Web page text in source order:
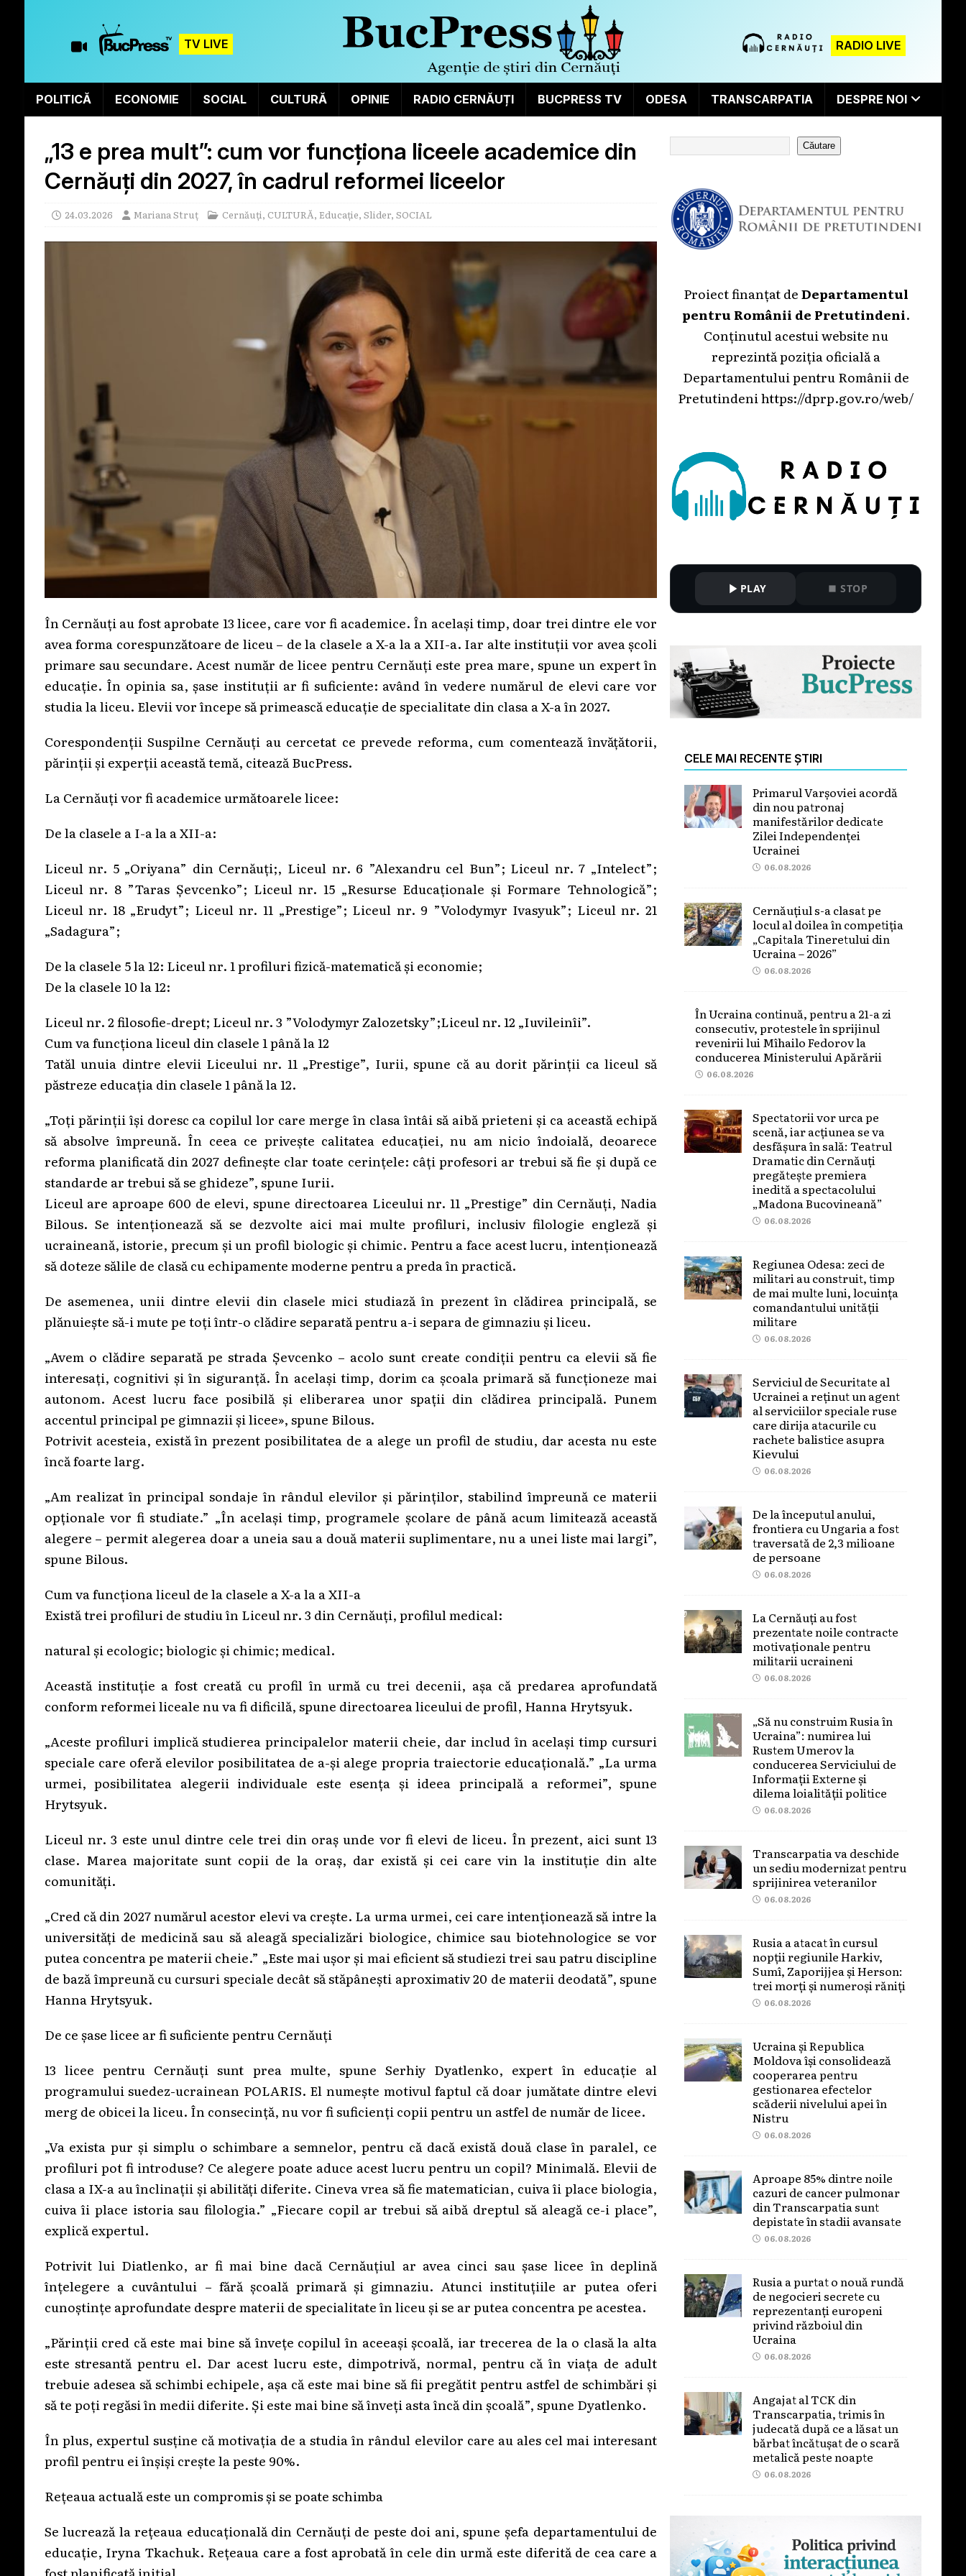
TV LIVE RADIO LIVE
POLITICĂ ECONOMIE SOCIAL CULTURĂ OPINIE RADIO CERNĂUȚI BUCPRESS TV ODESA TRANSCARPATIA DESPRE NOI
„13 e prea mult”: cum vor funcționa liceele academice din
Cernăuți din 2027, în cadrul reformei liceelor
24.03.2026 Mariana Struț Cernăuți, CULTURĂ, Educație, Slider, SOCIAL
În Cernăuți au fost aprobate 13 licee, care vor fi academice. În același timp, doar trei dintre ele vor
avea forma corespunzătoare de liceu – de la clasele a X-a la a XII-a. Iar alte instituții vor avea școli
primare sau secundare. Acest număr de licee pentru Cernăuți este prea mare, spune un expert în
educație. În opinia sa, șase instituții ar fi suficiente: având în vedere numărul de elevi care vor
studia la liceu. Elevii vor începe să primească educație de specialitate din clasa a X-a în 2027.
Corespondenții Suspilne Cernăuți au cercetat ce prevede reforma, cum comentează învățătorii,
părinții și experții această temă, citează BucPress.
La Cernăuți vor fi academice următoarele licee:
De la clasele a I-a la a XII-a:
Liceul nr. 5 „Oriyana” din Cernăuți;, Liceul nr. 6 ”Alexandru cel Bun”; Liceul nr. 7 „Intelect”;
Liceul nr. 8 ”Taras Șevcenko”; Liceul nr. 15 „Resurse Educaționale și Formare Tehnologică”;
Liceul nr. 18 „Erudyt”; Liceul nr. 11 „Prestige”; Liceul nr. 9 ”Volodymyr Ivasyuk”; Liceul nr. 21
„Sadagura”;
De la clasele 5 la 12: Liceul nr. 1 profiluri fizică-matematică și economie;
De la clasele 10 la 12:
Liceul nr. 2 filosofie-drept; Liceul nr. 3 ”Volodymyr Zalozetsky”;Liceul nr. 12 „Iuvileinîi”.
Cum va funcționa liceul din clasele 1 până la 12
Tatăl unuia dintre elevii Liceului nr. 11 „Prestige”, Iurii, spune că au dorit părinții ca liceul să
păstreze educația din clasele 1 până la 12.
„Toți părinții își doresc ca copilul lor care merge în clasa întâi să aibă prieteni și ca această echipă
să absolve împreună. În ceea ce privește calitatea educației, nu am nicio îndoială, deoarece
reforma planificată din 2027 definește clar toate cerințele: câți profesori ar trebui să fie și după ce
standarde ar trebui să se ghideze”, spune Iurii.
Liceul are aproape 600 de elevi, spune directoarea Liceului nr. 11 „Prestige” din Cernăuți, Nadia
Bilous. Se intenționează să se dezvolte aici mai multe profiluri, inclusiv filologie engleză și
ucraineană, istorie, precum și un profil biologic și chimic. Pentru a face acest lucru, intenționează
să doteze sălile de clasă cu echipamente moderne pentru a preda în practică.
De asemenea, unii dintre elevii din clasele mici studiază în prezent în clădirea principală, se
plănuiește să-i mute pe toți într-o clădire separată pentru a-i separa de gimnaziu și liceu.
„Avem o clădire separată pe strada Șevcenko – acolo sunt create condiții pentru ca elevii să fie
interesați, cognitivi și în siguranță. În același timp, dorim ca școala primară să funcționeze mai
autonom. Acest lucru face posibilă și eliberarea unor spații din clădirea principală. Punem
accentul principal pe gimnazii și licee», spune Bilous.
Potrivit acesteia, există în prezent posibilitatea de a alege un profil de studiu, dar acesta nu este
încă foarte larg.
„Am realizat în principal sondaje în rândul elevilor și părinților, stabilind împreună ce materii
opționale vor fi studiate.” „În același timp, programele școlare de până acum limitează această
alegere – permit alegerea doar a uneia sau a două materii suplimentare, nu a unei liste mai largi”,
spune Bilous.
Cum va funcționa liceul de la clasele a X-a la a XII-a
Există trei profiluri de studiu în Liceul nr. 3 din Cernăuți, profilul medical:
natural și ecologic; biologic și chimic; medical.
Această instituție a fost creată cu profil în urmă cu trei decenii, așa că predarea aprofundată
conform reformei liceale nu va fi dificilă, spune directoarea liceului de profil, Hanna Hrytsyuk.
„Aceste profiluri implică studierea principalelor materii cheie, dar includ în același timp cursuri
speciale care oferă elevilor posibilitatea de a-și alege propria traiectorie educațională.” „La urma
urmei, posibilitatea alegerii individuale este esența și ideea principală a reformei”, spune
Hrytsyuk.
Liceul nr. 3 este unul dintre cele trei din oraș unde vor fi elevi de liceu. În prezent, aici sunt 13
clase. Marea majoritate sunt copii de la oraș, dar există și cei care vin la instituție din alte
comunități.
„Cred că din 2027 numărul acestor elevi va crește. La urma urmei, cei care intenționează să intre la
universități de medicină sau să aleagă specializări biologice, chimice sau biotehnologice se vor
putea concentra pe materii cheie.” „Este mai ușor și mai eficient să studiezi trei sau patru discipline
de bază împreună cu cursuri speciale decât să stăpânești aproximativ 20 de materii deodată”, spune
Hanna Hrytsyuk.
De ce șase licee ar fi suficiente pentru Cernăuți
13 licee pentru Cernăuți sunt prea multe, spune Serhiy Dyatlenko, expert în educație al
programului suedez-ucrainean POLARIS. El numește motivul faptul că doar jumătate dintre elevi
merg de obicei la liceu. În consecință, nu vor fi suficienți copii pentru un astfel de număr de licee.
„Va exista pur și simplu o schimbare a semnelor, pentru că dacă există două clase în paralel, ce
profiluri pot fi introduse? Ce alegere poate aduce acest lucru pentru un copil? Minimală. Elevii de
clasa a IX-a au înclinații și abilități diferite. Cineva vrea să fie matematician, cuiva îi place biologia,
cuiva îi place istoria sau filologia.” „Fiecare copil ar trebui să aibă dreptul să aleagă ce-i place”,
explică expertul.
Potrivit lui Diatlenko, ar fi mai bine dacă Cernăuțiul ar avea cinci sau șase licee în deplină
înțelegere a cuvântului – fără școală primară și gimnaziu. Atunci instituțiile ar putea oferi
cunoștințe aprofundate despre materii de specialitate în liceu și se ar putea concentra pe acestea.
„Părinții cred că este mai bine să învețe copilul în aceeași școală, iar trecerea de la o clasă la alta
este stresantă pentru el. Dar acest lucru este, dimpotrivă, normal, pentru că în viața de adult
trebuie adesea să schimbi echipele, așa că este mai bine să fii pregătit pentru astfel de schimbări și
să te poți regăsi în medii diferite. Și este mai bine să înveți asta încă din școală”, spune Dyatlenko.
În plus, expertul susține că motivația de a studia în rândul elevilor care au ales cel mai interesant
profil pentru ei înșiși crește la peste 90%.
Rețeaua actuală este un compromis și se poate schimba
Se lucrează la rețeaua educațională din Cernăuți de peste doi ani, spune șefa departamentului de
educație, Iryna Tkachuk. Rețeaua care a fost aprobată în cele din urmă este diferită de cea care a
fost planificată inițial.
Căutare
Proiect finanțat deDepartamentul
pentru Românii de Pretutindeni.
Conținutul acestui website nu
reprezintă poziția oficială a
Departamentului pentru Românii de
Pretutindenihttps://dprp.gov.ro/web/
PLAY STOP
CELE MAI RECENTE ȘTIRI
Primarul Varșoviei acordă
din nou patronaj
manifestărilor dedicate
Zilei Independenței
Ucrainei
06.08.2026
Cernăuțiul s-a clasat pe
locul al doilea în competiția
„Capitala Tineretului din
Ucraina – 2026”
06.08.2026
În Ucraina continuă, pentru a 21-a zi
consecutiv, protestele în sprijinul
revenirii lui Mîhailo Fedorov la
conducerea Ministerului Apărării
06.08.2026
Spectatorii vor urca pe
scenă, iar acțiunea se va
desfășura în sală: Teatrul
Dramatic din Cernăuți
pregătește premiera
inedită a spectacolului
„Madona Bucovineană”
06.08.2026
Regiunea Odesa: zeci de
militari au construit, timp
de mai multe luni, locuința
comandantului unității
militare
06.08.2026
Serviciul de Securitate al
Ucrainei a reținut un agent
al serviciilor speciale ruse
care dirija atacurile cu
rachete balistice asupra
Kievului
06.08.2026
De la începutul anului,
frontiera cu Ungaria a fost
traversată de 2,3 milioane
de persoane
06.08.2026
La Cernăuți au fost
prezentate noile contracte
motivaționale pentru
militarii ucraineni
06.08.2026
„Să nu construim Rusia în
Ucraina”: numirea lui
Rustem Umerov la
conducerea Serviciului de
Informații Externe și
dilema loialității politice
06.08.2026
Transcarpatia va deschide
un sediu modernizat pentru
sprijinirea veteranilor
06.08.2026
Rusia a atacat în cursul
nopții regiunile Harkiv,
Sumî, Zaporijjea și Herson:
trei morți și numeroși răniți
06.08.2026
Ucraina și Republica
Moldova își consolidează
cooperarea pentru
gestionarea efectelor
scăderii nivelului apei în
Nistru
06.08.2026
Aproape 85% dintre noile
cazuri de cancer pulmonar
din Transcarpatia sunt
depistate în stadii avansate
06.08.2026
Rusia a purtat o nouă rundă
de negocieri secrete cu
reprezentanți europeni
privind războiul din
Ucraina
06.08.2026
Angajat al TCK din
Transcarpatia, trimis în
judecată după ce a lăsat un
bărbat încătușat de o scară
metalică peste noapte
06.08.2026